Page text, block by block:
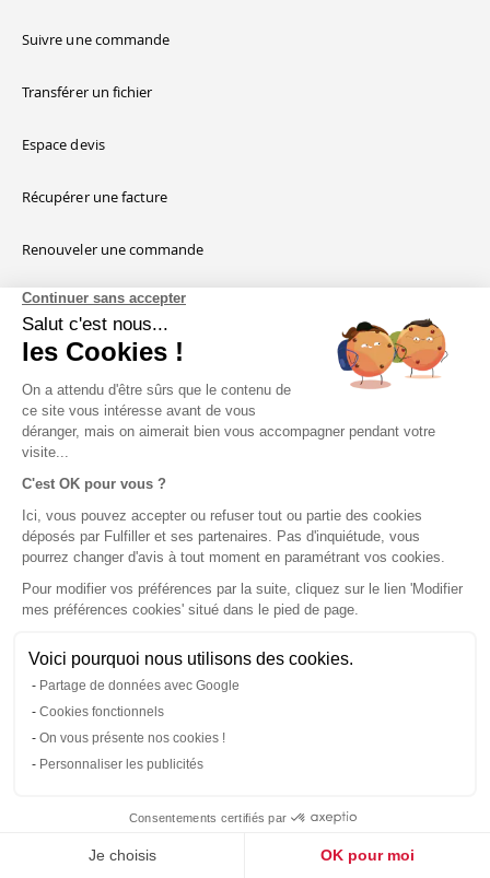
Continuer sans accepter
Salut c'est nous...
les Cookies !
On a attendu d'être sûrs que le contenu de
ce site vous intéresse avant de vous
déranger, mais on aimerait bien vous accompagner pendant votre
visite...
C'est OK pour vous ?
Ici, vous pouvez accepter ou refuser tout ou partie des cookies
déposés par Fulfiller et ses partenaires. Pas d'inquiétude, vous
pourrez changer d'avis à tout moment en paramétrant vos cookies.
Pour modifier vos préférences par la suite, cliquez sur le lien 'Modifier
mes préférences cookies' situé dans le pied de page.
Voici pourquoi nous utilisons des cookies.
Partage de données avec Google
Cookies fonctionnels
On vous présente nos cookies !
Personnaliser les publicités
Consentements certifiés par
Je choisis OK pour moi
Suivre une commande
Transférer un fichier
Espace devis
Récupérer une facture
Renouveler une commande
Connexion API
SERVICE CLIENT
02 46 84 08 00
Demande de devis spécifique
Contact
serviceclient@fulfiller.com